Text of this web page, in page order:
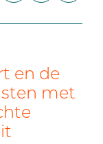
en de
met